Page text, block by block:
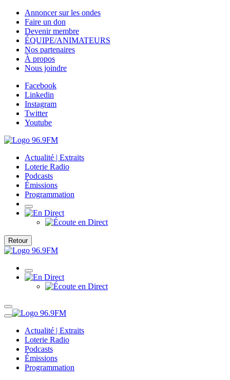
Annoncer sur les ondes
Faire un don
Devenir membre
ÉQUIPE/ANIMATEURS
Nos partenaires
À propos
Nous joindre
Facebook
Linkedin
Instagram
Twitter
Youtube
Actualité | Extraits
Loterie Radio
Podcasts
Émissions
Programmation
Retour
Actualité | Extraits
Loterie Radio
Podcasts
Émissions
Programmation